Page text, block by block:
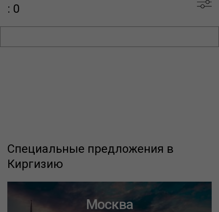
: 0
Специальные предложения в
Киргизию
Москва